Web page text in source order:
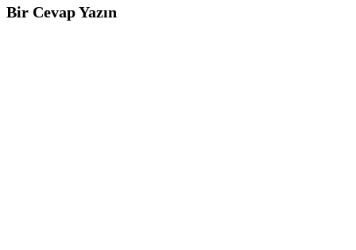
Bir Cevap Yazın